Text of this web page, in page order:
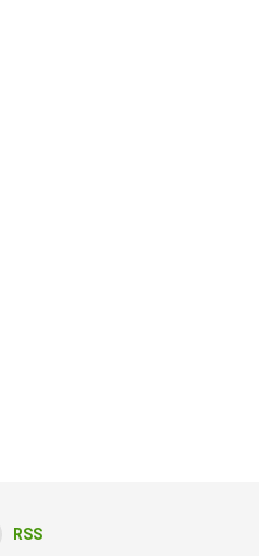
RSS